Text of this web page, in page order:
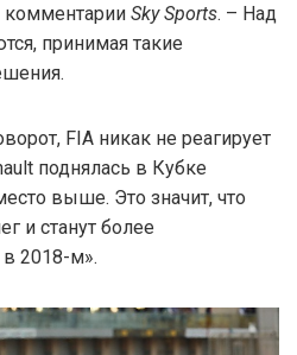
комментарии Sky Sports. – Над
принимая такие
FIA никак не реагирует
поднялась в Кубке
выше. Это значит, что
и станут более
2018-м».